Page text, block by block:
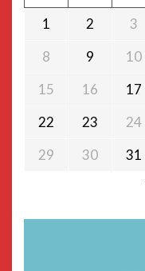
1 2 3
8
9 10
15
16 17
22
23 24
29
30
31